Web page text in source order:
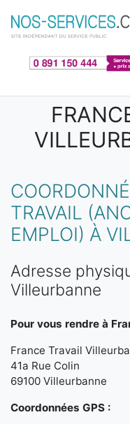
Aller au contenu principal
TRAVAIL
EMPLOI) À
Adresse
Villeurbanne
Pour vous rendre à
France Travail
41a Rue Colin
69100 Villeurbanne
Coordonnées GPS :